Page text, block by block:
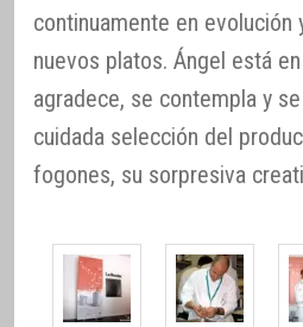
continuamente en evolución
nuevos platos. Ángel está
agradece, se contempla y
cuidada selección del
fogones, su sorpresiva